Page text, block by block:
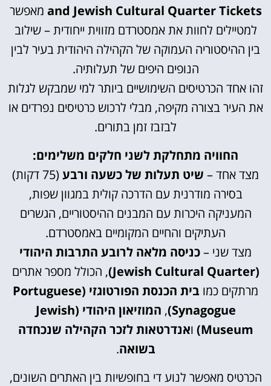
and Jewish Cultural Quarter Tickets מאפשר
למטיילים לחוות את אמסטרדם מזווית ייחודית – שילוב
בין ההיסטוריה העמוקה של הקהילה היהודית בעיר לבין
הנופים היפים של תעלותיה.
זהו אחד הכרטיסים השימושיים ביותר למי שמבקש לגלות
את העיר בצורה מקיפה, מבלי לרכוש כרטיסים נפרדים או
לבזבז זמן בתורים.
החוויה מתחלקת לשני חלקים משלימים:
מצד אחד – שיט תעלות של כשעה ורבע
(75 דקות)
בסירה מודרנית עם הדרכה קולית במגוון שפות,
המעניקה היכרות עם המבנים ההיסטוריים, הגשרים
העתיקים והחיים המקומיים באמסטרדם.
מצד שני –כניסה מלאה לרובע התרבות היהודי
(Jewish Cultural Quarter)
, הכולל מספר אתרים
מרתקים כמו
בית הכנסת הפורטוגזי (Portuguese
Synagogue)
,
המוזיאון היהודי (Jewish
Museum) ואנדרטאות לזכר הקהילה שנכחדה
בשואה.
הכרטיס מאפשר לנוע די בחופשיות בין האתרים השונים,